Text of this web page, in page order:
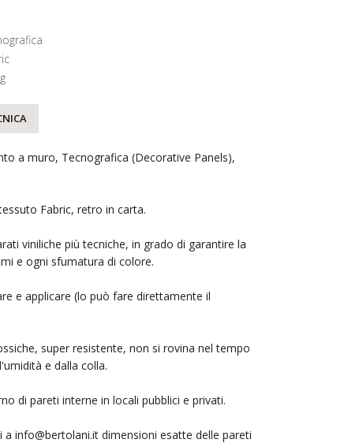
a muro, Tecnografica (Decorative Panels),
Fabric, retro in carta.
viniliche più tecniche, in grado di garantire la
e ogni sfumatura di colore.
e applicare (lo può fare direttamente il
super resistente, non si rovina nel tempo
e dalla colla.
di pareti interne in locali pubblici e privati.
a info@bertolani.it dimensioni esatte delle pareti